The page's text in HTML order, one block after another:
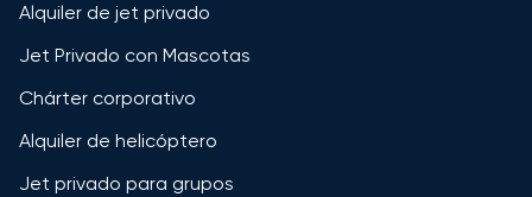
Alquiler de jet privado
Jet Privado con Mascotas
Chárter corporativo
Alquiler de helicóptero
Jet privado para grupos